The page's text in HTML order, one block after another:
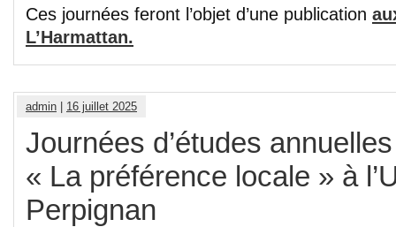
Ces journées feront l’objet d’une publication
L’Harmattan.
admin | 16 juillet 2025
Journées d’études
« La préférence locale » à
Perpignan